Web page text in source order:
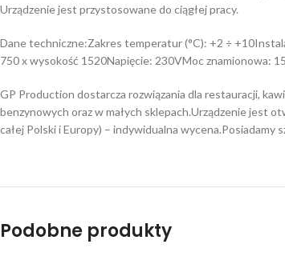
Urządzenie jest przystosowane do ciągłej pracy.
Dane techniczne:Zakres temperatur (°C): +2 ÷
750 x wysokość 1520Napięcie: 230VMoc znamionowa:
GP Production dostarcza rozwiązania dla restauracji,
benzynowych oraz w małych sklepach.Urządzenie jest
całej Polski i Europy) – indywidualna
Podobne produkty